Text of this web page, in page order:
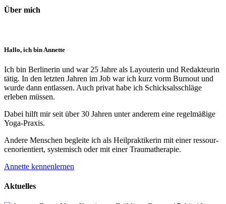
Über mich
Hallo, ich bin Annette
Ich bin Berlinerin und war 25 Jahre als Layouterin und Redak­teurin
tätig. In den letzten Jahren im Job war ich kurz vorm Burnout und
wurde dann ent­lassen. Auch privat habe ich Schick­sals­schläge
erleben müssen.
Dabei hilft mir seit über 30 Jahren unter anderem eine regelmäßige
Yoga-Praxis.
Andere Menschen begleite ich als Heil­prakti­kerin mit einer ressour­
cenorien­tiert, systemisch oder mit einer Trauma­therapie.
Annette kennenlernen
Aktuelles